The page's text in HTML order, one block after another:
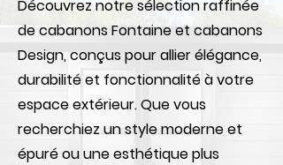
Découvrez notre sélection raffinée
de cabanons Fontaine et cabanons
Design, conçus pour allier élégance,
durabilité et fonctionnalité à votre
espace extérieur. Que vous
recherchiez un style moderne et
épuré ou une esthétique plus